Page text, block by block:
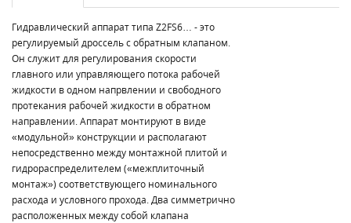
Гидравлический аппарат типа Z2FS6… - это
регулируемый дроссель с обратным клапаном.
Он служит для регулирования скорости
главного или управляющего потока рабочей
жидкости в одном напрвлении и свободного
протекания рабочей жидкости в обратном
направлении. Аппарат монтируют в виде
«модульной» конструкции и располагают
непосредственно между монтажной плитой и
гидрораспределителем («межплиточный
монтаж») соответствующего номинального
расхода и условного прохода. Два симметрично
расположенных между собой клапана